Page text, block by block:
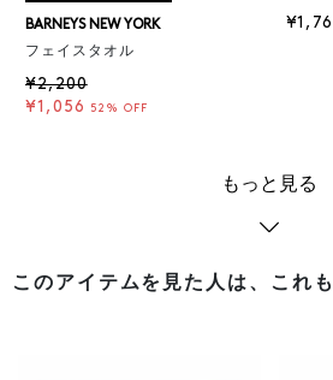
BARNEYS NEW YORK
フェイスタオル
¥2,200
¥1,056
52% OFF
もっと見る
このアイテムを見た人は、これ